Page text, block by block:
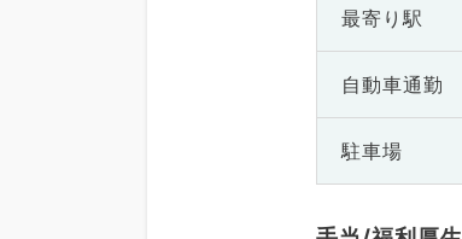
最寄り駅
自動車通勤
駐車場